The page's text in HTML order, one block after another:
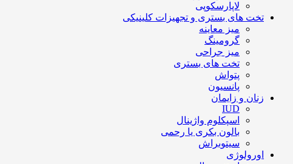
لاپارسکوپی
تخت های بستری و تجهیزات کلینیکی
میز معاینه
گرومینگ
میز جراحی
تخت های بستری
پتواش
پانسیون
زنان و زایمان
IUD
اسپکلوم واژینال
بالون بکری یا رحمی
سیتوبراش
اورولوژی